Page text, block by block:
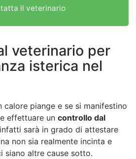
il veterinario
veterinario per
isterica nel
calore piange e se si manifestino
effettuare un controllo dal
sarà in grado di attestare
non sia realmente incinta e
siano altre cause sotto.